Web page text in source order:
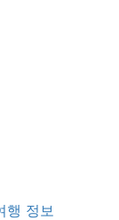
행 정보